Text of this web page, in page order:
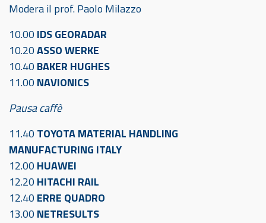
Modera il prof. Paolo Milazzo
10.00 IDS GEORADAR
10.20ASSO WERKE
10.40 BAKER HUGHES
11.00 NAVIONICS
Pausa caffè
11.40 TOYOTA MATERIAL HANDLING
MANUFACTURING ITALY
12.00 HUAWEI
12.20 HITACHI RAIL
12.40 ERRE QUADRO
13.00 NETRESULTS